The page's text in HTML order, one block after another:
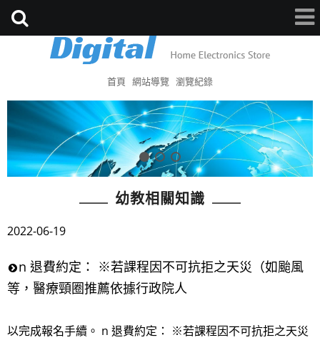
首頁 網站導覽 瀏覽紀錄
幼教相關知識
2022-06-19
n 退費約定： ※若課程因不可抗拒之天災（如颱風
等，醫療頸圈推薦依據行政院人
以完成報名手續。 n 退費約定： ※若課程因不可抗拒之天災